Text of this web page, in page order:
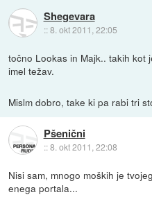
Shegevara
::8. okt 2011, 22:05
točno Lookas in Majk.. takih kot
imel težav.
Mislm dobro, take ki pa rabi tri
Pšenični
::8. okt 2011, 22:08
Nisi sam, mnogo moških je
enega portala...